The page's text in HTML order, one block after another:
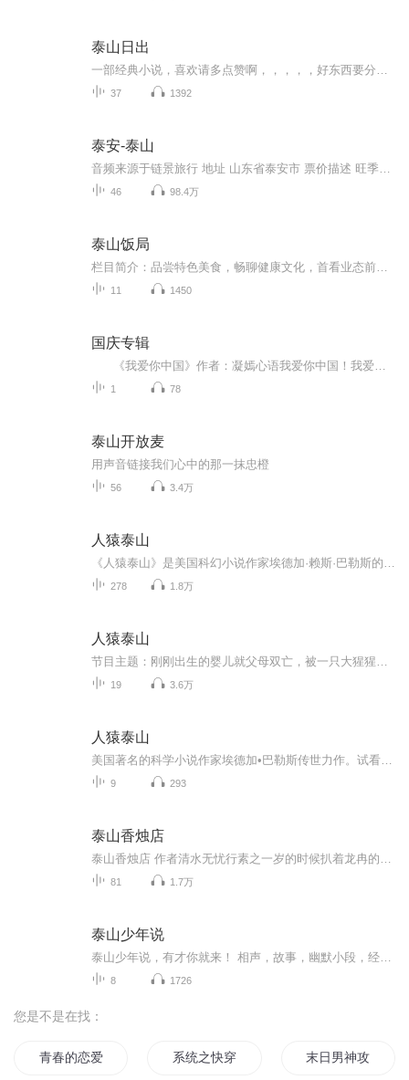
泰山日出
37 1392
泰安-泰山
46 98.4万
泰山饭局
11 1450
国庆专辑
1 78
泰山开放麦
用声音链接我们心中的那一抹忠橙
56 3.4万
人猿泰山
278 1.8万
人猿泰山
19 3.6万
人猿泰山
9 293
泰山香烛店
81 1.7万
泰山少年说
8 1726
您是不是在找：
青春的恋爱攻略 系统之快穿大神攻略 末日男神攻略